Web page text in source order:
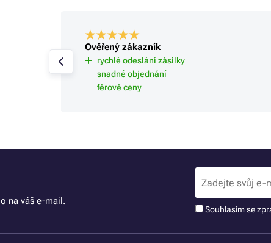
Ověřený zákazník
rychlé odeslání zásilky
snadné objednání
férové ceny
na váš e-mail.
Souhlasím se